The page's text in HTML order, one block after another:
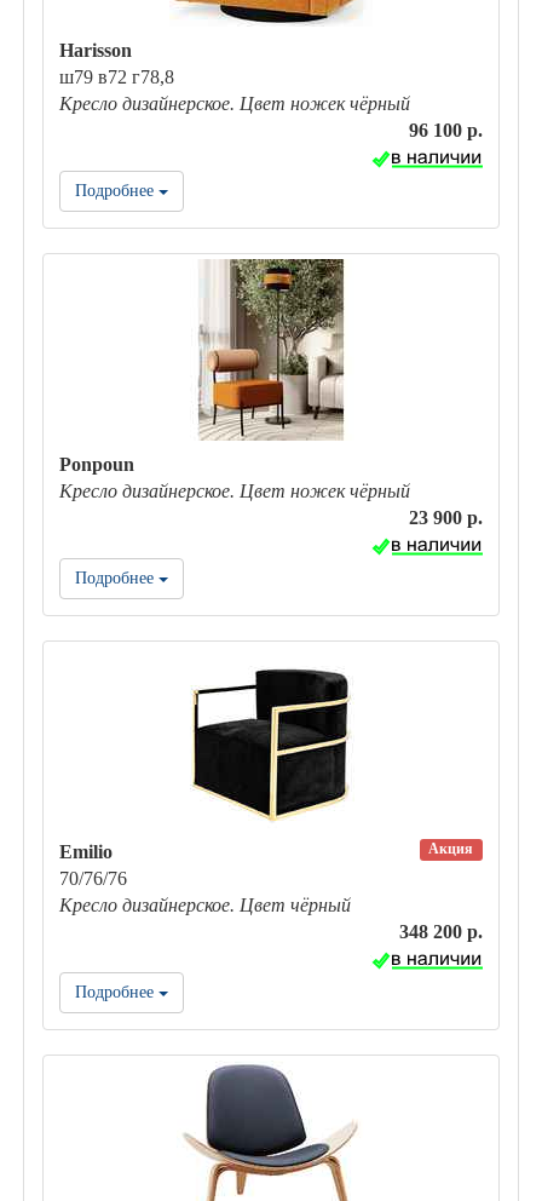
Harisson
ш79 в72 г78,8
Кресло дизайнерское. Цвет ножек чёрный
96 100 р.
Подробнее
Ponpoun
Кресло дизайнерское. Цвет ножек чёрный
23 900 р.
Подробнее
Акция
Emilio
70/76/76
Кресло дизайнерское. Цвет чёрный
348 200 р.
Подробнее